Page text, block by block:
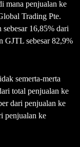
mana penjualan ke
Trading Pte.
16,85% dari
GJTL sebesar 82,9%
semerta-merta
total penjualan ke
dari penjualan ke
penjualan ke